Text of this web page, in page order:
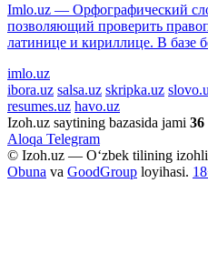
Imlo.uz — Орфографический
позволяющий проверить
латинице и кириллице. В базе
imlo.uz
ibora.uz salsa.uz skripka.uz
resumes.uz havo.uz
Izoh.uz saytining bazasida jami 36
Aloqa Telegram
© Izoh.uz — O‘zbek tilining izohli
Obuna va GoodGroup loyihasi.